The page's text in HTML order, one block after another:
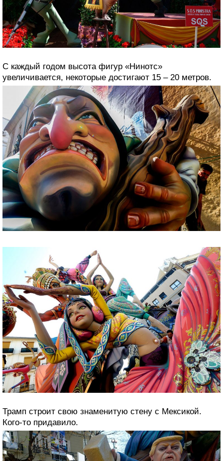
С каждый годом высота фигур «Нинотс»
увеличивается, некоторые достигают 15 – 20 метров.
Трамп строит свою знаменитую стену с Мексикой.
Кого-то придавило.